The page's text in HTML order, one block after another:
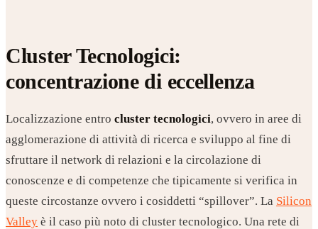
Cluster Tecnologici:
concentrazione di eccellenza
Localizzazione entro cluster tecnologici, ovvero in aree di
agglomerazione di attività di ricerca e sviluppo al fine di
sfruttare il network di relazioni e la circolazione di
conoscenze e di competenze che tipicamente si verifica in
queste circostanze ovvero i cosiddetti “spillover”. La Silicon
Valley è il caso più noto di cluster tecnologico. Una rete di